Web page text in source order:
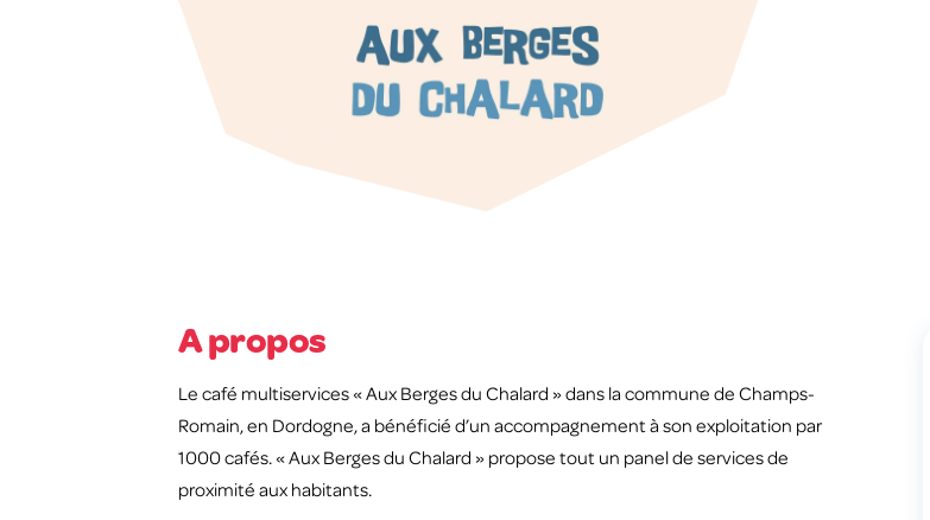
A propos
Le café multiservices « Aux Berges du Chalard » dans la commune de Champs-
Romain, en Dordogne, a bénéficié d’un accompagnement à son exploitation par
1000 cafés. « Aux Berges du Chalard » propose tout un panel de services de
proximité aux habitants.